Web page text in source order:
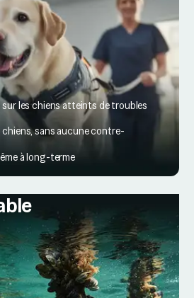
les chiens atteints de troubles
sans aucune contre-
à long-terme